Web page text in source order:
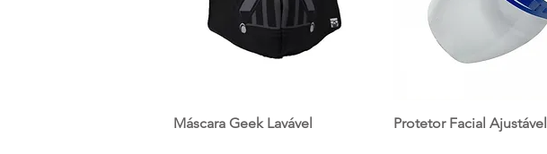
Máscara Geek Lavável Protetor Facial Ajustável